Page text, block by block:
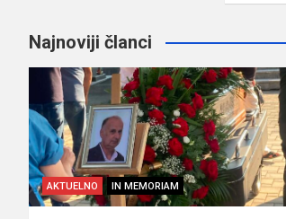
Najnoviji članci
AKTUELNO IN MEMORIAM